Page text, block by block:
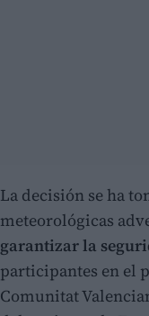
La decisión se ha
meteorológicas
garantizar la
participantes en el
Comunitat